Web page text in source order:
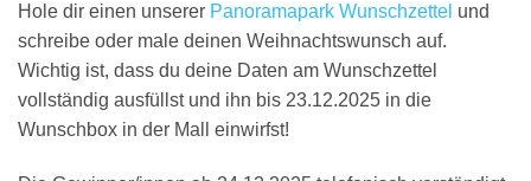
Hole dir einen unserer Panoramapark Wunschzettel und
schreibe oder male deinen Weihnachtswunsch auf.
Wichtig ist, dass du deine Daten am Wunschzettel
vollständig ausfüllst und ihn bis 23.12.2025 in die
Wunschbox in der Mall einwirfst!